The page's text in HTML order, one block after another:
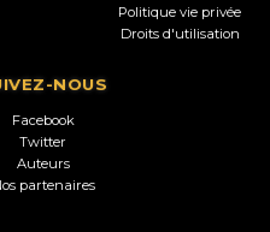
Politique vie privée
Droits d'utilisation
NOUS
Facebook
Twitter
Auteurs
partenaires